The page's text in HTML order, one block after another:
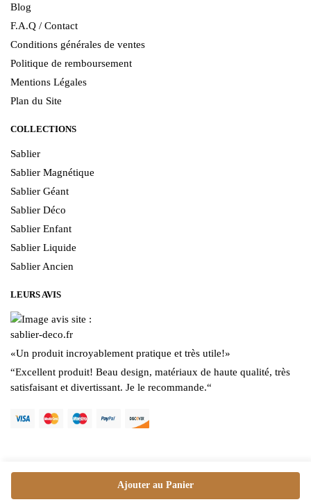
Ajouter au Panier
Blog
F.A.Q / Contact
Conditions générales de ventes
Politique de remboursement
Mentions Légales
Plan du Site
COLLECTIONS
Sablier
Sablier Magnétique
Sablier Géant
Sablier Déco
Sablier Enfant
Sablier Liquide
Sablier Ancien
LEURS AVIS
«Un produit incroyablement pratique et très utile!»
“Excellent produit! Beau design, matériaux de haute qualité, très
satisfaisant et divertissant. Je le recommande.“